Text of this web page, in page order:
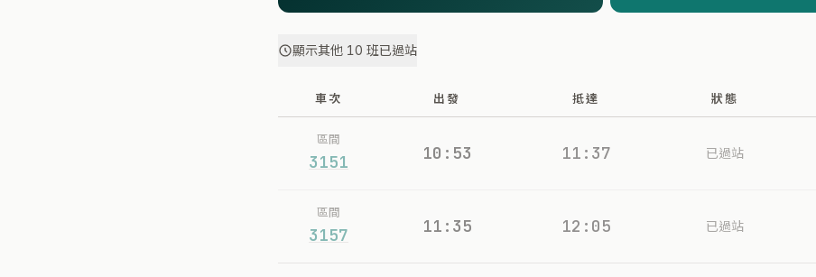
顯示其他 10 班已過站
車次 出發 抵達 狀態
區間
3151 10:53 11:37 已過站
區間
3157 11:35 12:05 已過站